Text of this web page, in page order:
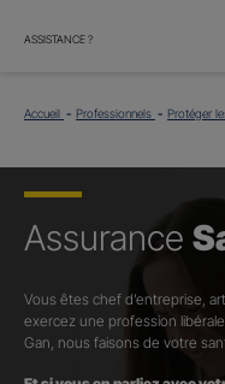
ASSISTANCE ?
Accueil Professionnels Protéger
Assurance
Vous êtes chef d’entreprise,
exercez une profession
Gan, nous faisons de votre